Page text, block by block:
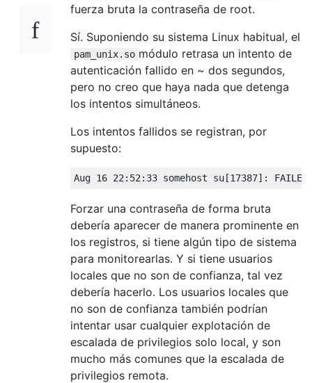
fuerza bruta la contraseña de root.
Sí. Suponiendo su sistema Linux habitual, el
pam_unix.so módulo retrasa un intento de
autenticación fallido en ~ dos segundos,
pero no creo que haya nada que detenga
los intentos simultáneos.
Los intentos fallidos se registran, por
supuesto:
Forzar una contraseña de forma bruta
debería aparecer de manera prominente en
los registros, si tiene algún tipo de sistema
para monitorearlas. Y si tiene usuarios
locales que no son de confianza, tal vez
debería hacerlo. Los usuarios locales que
no son de confianza también podrían
intentar usar cualquier explotación de
escalada de privilegios solo local, y son
mucho más comunes que la escalada de
privilegios remota.